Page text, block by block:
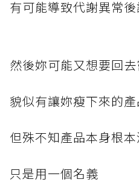
有可能導致代謝異常
然後妳可能又想要回
貌似有讓妳瘦下來的產
但殊不知產品本身根
只是用一個名義